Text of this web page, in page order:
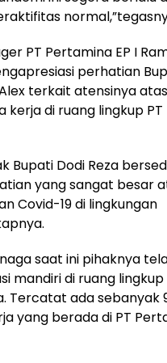
PT Pertamina EP I
perhatian
terkait atensinya
kerja di ruang lingkup PT
Bupati Dodi Reza
yang sangat besar
Covid-19 di lingkungan
saat ini pihaknya
mandiri di ruang
Tercatat ada sebanyak
yang berada di PT